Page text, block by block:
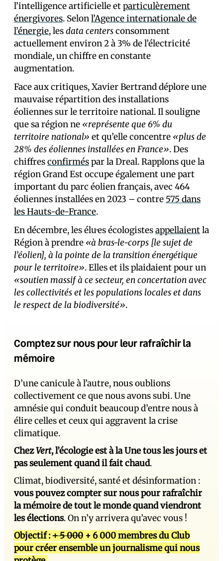
l’intelligence artificielle etparticulèrement
énergivores. Selonl’Agence internationale de
l’énergie, lesdata centersconsomment
actuellement environ 2 à 3% de l’électricité
mondiale, un chiffre en constante
augmentation.
Face aux critiques, Xavier Bertrand déplore une
mauvaise répartition des installations
éoliennes sur le territoire national. Il souligne
que sa région ne «représente que 6% du
territoire national» et qu’elle concentre «plus de
28% des éoliennes installées en France». Des
chiffresconfirméspar la Dreal. Rapplons que la
région Grand Est occupe également une part
important du parc éolien français, avec 464
éoliennes installées en 2023 – contre 575 dans
les Hauts-de-France.
En décembre, les élu·es écologistesappellaientla
Région à prendre «à bras-le-corps [le sujet de
l’éolien], à la pointe de la transition énergétique
pour le territoire». Elles et ils plaidaient pour un
«soutien massif à ce secteur, en concertation avec
les collectivités et les populations locales et dans
le respect de la biodiversité».
Comptez sur nous pour leur rafraîchir la
mémoire
D’une canicule à l’autre, nous oublions
collectivement ce que nous avons subi. Une
amnésie qui conduit beaucoup d’entre nous à
élire celles et ceux qui aggravent la crise
climatique.
ChezVert, l’écologie est à la Une tous les jours et
pas seulement quand il fait chaud.
Climat, biodiversité, santé et désinformation :
vous pouvez compter sur nous pour rafraîchir
la mémoire de tout le monde quand viendront
les élections. On n’y arrivera qu’avec vous !
Objectif :+ 5 000 + 6 000 membres du Club
pour créer ensemble un journalisme qui nous